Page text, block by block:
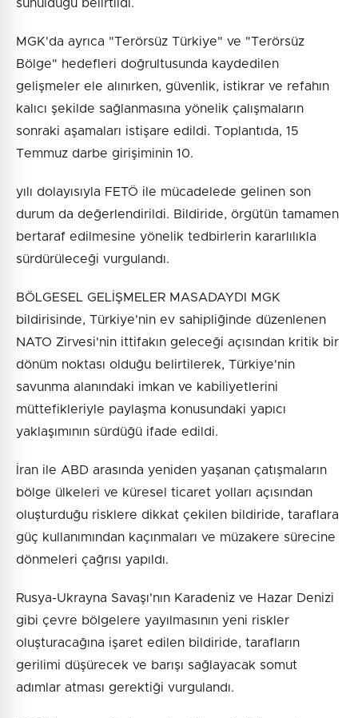
sunulduğu belirtildi.
MGK'da ayrıca "Terörsüz Türkiye" ve "Terörsüz
Bölge" hedefleri doğrultusunda kaydedilen
gelişmeler ele alınırken, güvenlik, istikrar ve refahın
kalıcı şekilde sağlanmasına yönelik çalışmaların
sonraki aşamaları istişare edildi. Toplantıda, 15
Temmuz darbe girişiminin 10.
yılı dolayısıyla FETÖ ile mücadelede gelinen son
durum da değerlendirildi. Bildiride, örgütün tamamen
bertaraf edilmesine yönelik tedbirlerin kararlılıkla
sürdürüleceği vurgulandı.
BÖLGESEL GELİŞMELER MASADAYDI MGK
bildirisinde, Türkiye'nin ev sahipliğinde düzenlenen
NATO Zirvesi'nin ittifakın geleceği açısından kritik bir
dönüm noktası olduğu belirtilerek, Türkiye'nin
savunma alanındaki imkan ve kabiliyetlerini
müttefikleriyle paylaşma konusundaki yapıcı
yaklaşımının sürdüğü ifade edildi.
İran ile ABD arasında yeniden yaşanan çatışmaların
bölge ülkeleri ve küresel ticaret yolları açısından
oluşturduğu risklere dikkat çekilen bildiride, taraflara
güç kullanımından kaçınmaları ve müzakere sürecine
dönmeleri çağrısı yapıldı.
Rusya-Ukrayna Savaşı'nın Karadeniz ve Hazar Denizi
gibi çevre bölgelere yayılmasının yeni riskler
oluşturacağına işaret edilen bildiride, tarafların
gerilimi düşürecek ve barışı sağlayacak somut
adımlar atması gerektiği vurgulandı.